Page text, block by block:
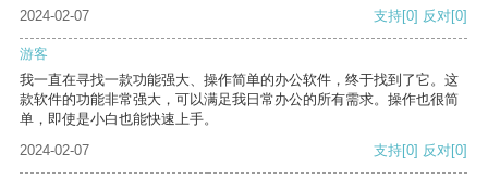
2024-02-07 支持[0] 反对[0]
游客
我一直在寻找一款功能强大、操作简单的办公软件，终于找到了它。这
款软件的功能非常强大，可以满足我日常办公的所有需求。操作也很简
单，即使是小白也能快速上手。
2024-02-07
支持[0] 反对[0]